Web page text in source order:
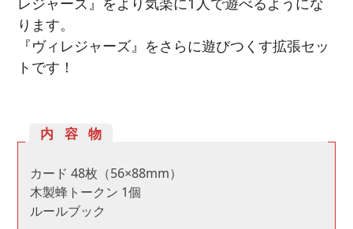
ります。
『ヴィレジャーズ』をさらに遊びつくす拡張セッ
トです！
内容物
カード 48枚（56×88mm）
木製蜂トークン 1個
ルールブック